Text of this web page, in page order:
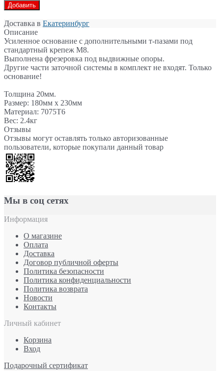
Добавить
Доставка в Екатеринбург
Описание
Усиленное основание с дополнительными т-пазами под
стандартный крепеж М8.
Выполнена фрезеровка под выдвижные опоры.
Другие части заточной системы в комплект не входят. Только
основание!
Толщина 20мм.
Размер: 180мм x 230мм
Материал: 7075Т6
Вес: 2.4кг
Отзывы
Отзывы могут оставлять только авторизованные
пользователи, которые покупали данный товар
Мы в соц сетях
Информация
О магазине
Оплата
Доставка
Договор публичной оферты
Политика безопасности
Политика конфиденциальности
Политика возврата
Новости
Контакты
Личный кабинет
Корзина
Вход
Подарочный сертификат